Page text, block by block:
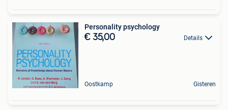
Personality psychology
€ 35,00 Details
Oostkamp Gisteren